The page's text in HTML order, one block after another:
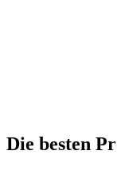
Die besten